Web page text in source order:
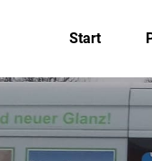
Start